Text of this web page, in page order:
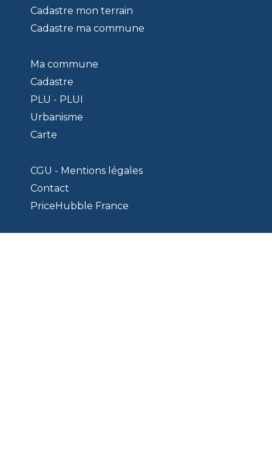
Cadastre mon terrain
Cadastre ma commune
Ma commune
Cadastre
PLU - PLUI
Urbanisme
Carte
CGU - Mentions légales
Contact
PriceHubble France